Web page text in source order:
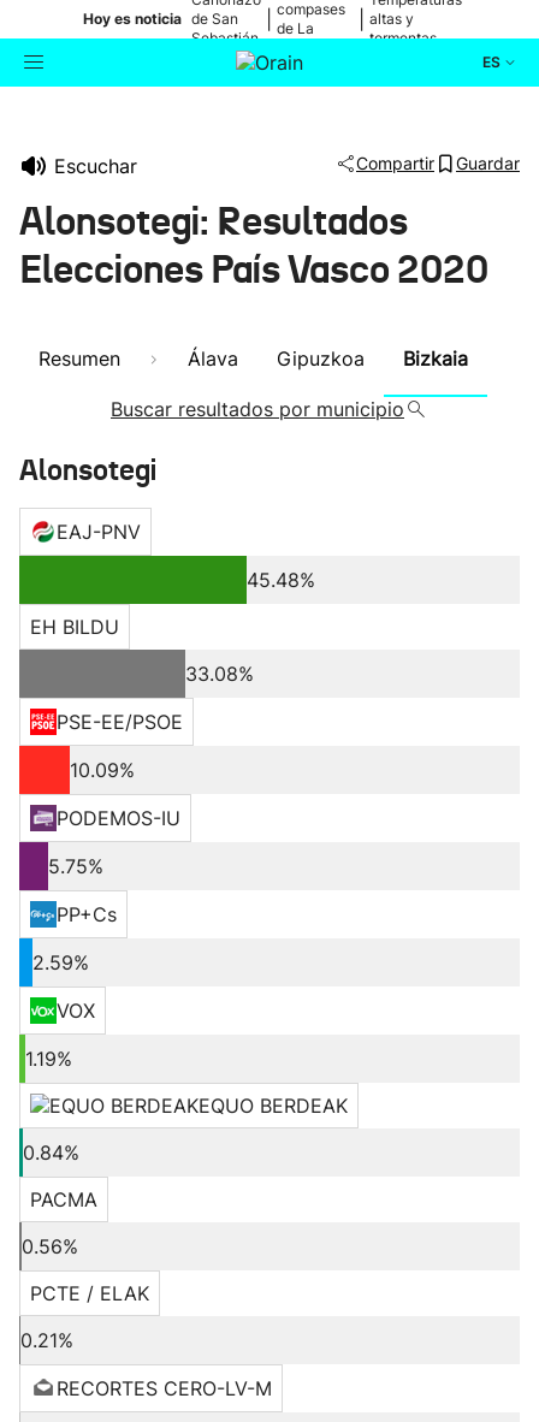
Hoy es noticia de San
Sebastián
compases
de La
altas y
tormentas
ES
Cultura
Escuchar Compartir Guardar
Alonsotegi: Resultados
Elecciones País Vasco 2020
Resumen Álava Gipuzkoa Bizkaia
Buscar resultados por municipio
Alonsotegi
EAJ-PNV
45.48%
EH BILDU
33.08%
PSE-EE/PSOE
10.09%
PODEMOS-IU
5.75%
PP+Cs
2.59%
VOX
1.19%
EQUO BERDEAK
0.84%
PACMA
0.56%
PCTE / ELAK
0.21%
RECORTES CERO-LV-M